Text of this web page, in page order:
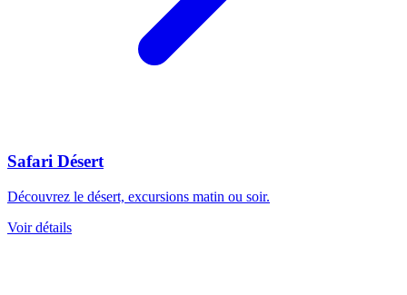
Safari Désert
Découvrez le désert, excursions matin ou soir.
Voir détails